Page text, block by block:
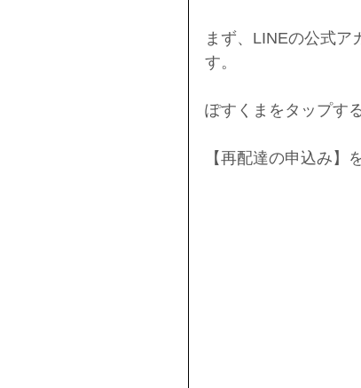
まず、LINEの公式ア
す。
ぽすくまをタップす
【再配達の申込み】